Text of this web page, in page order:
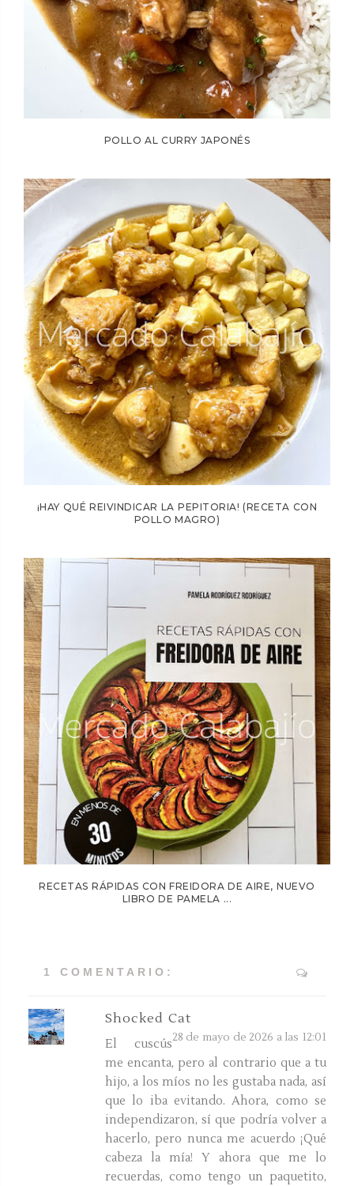
POLLO AL CURRY JAPONÉS
¡HAY QUÉ REIVINDICAR LA PEPITORIA! (RECETA CON
POLLO MAGRO)
RECETAS RÁPIDAS CON FREIDORA DE AIRE, NUEVO
LIBRO DE PAMELA ...
1 COMENTARIO:
Shocked Cat
28 de mayo de 2026 a las 12:01
El cuscús
me encanta, pero al contrario que a tu
hijo, a los míos no les gustaba nada, así
que lo iba evitando. Ahora, como se
independizaron, sí que podría volver a
hacerlo, pero nunca me acuerdo ¡Qué
cabeza la mía! Y ahora que me lo
recuerdas, como tengo un paquetito,